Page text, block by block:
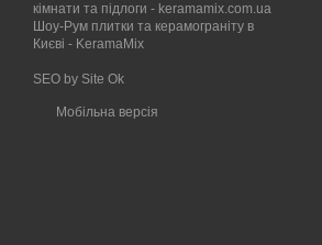
кімнати та підлоги - keramamix.com.ua
Шоу-Рум плитки та керамограніту в
Києві - KeramaMix
SEO by Site Ok
Мобільна версія